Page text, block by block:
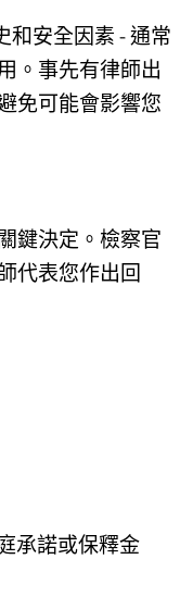
和安全因素 - 通常
。事先有律師出
免可能會影響您
鍵決定。檢察官
代表您作出回
承諾或保釋金